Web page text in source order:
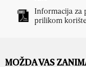
Informacija za
prilikom
MOŽDA VAS